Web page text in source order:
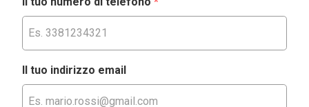
Il tuo indirizzo email